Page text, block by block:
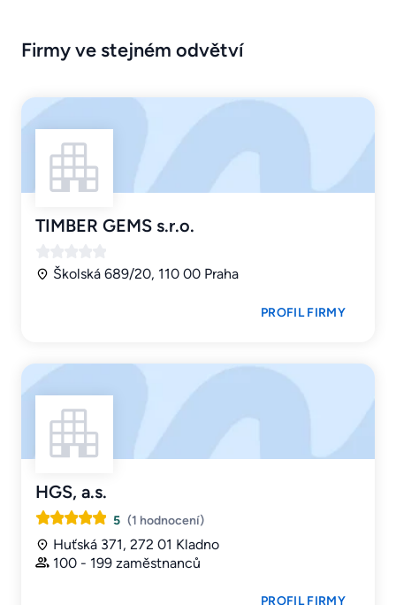
Firmy ve stejném odvětví
TIMBER GEMS s.r.o.
Školská 689/20, 110 00 Praha
PROFIL FIRMY
HGS, a.s.
5 (1 hodnocení)
Huťská 371, 272 01 Kladno
100 - 199 zaměstnanců
PROFIL FIRMY